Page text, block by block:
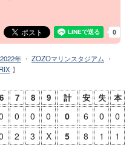
2022年 ・ ZOZOマリンスタジアム ・
】
6 7 8 9 計 安 失 本
0 0 0 0 6 0
0
2 3 X 5 8 1
1